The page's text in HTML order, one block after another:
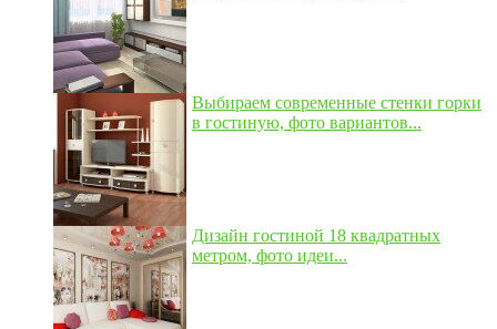
Выбираем современные стенки горки
в гостиную, фото вариантов...
Дизайн гостиной 18 квадратных
метром, фото идеи...